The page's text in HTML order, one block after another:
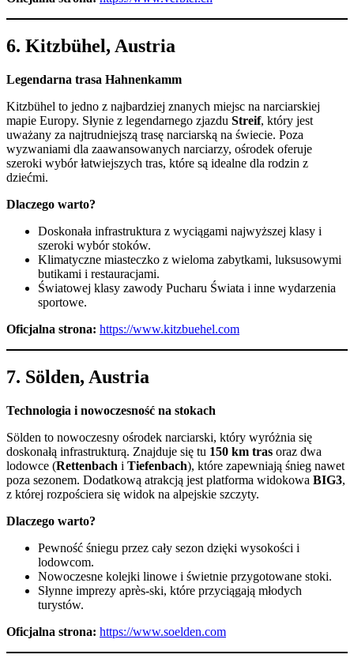
6. Kitzbühel, Austria
Legendarna trasa Hahnenkamm
Kitzbühel to jedno z najbardziej znanych miejsc na narciarskiej
mapie Europy. Słynie z legendarnego zjazdu Streif, który jest
uważany za najtrudniejszą trasę narciarską na świecie. Poza
wyzwaniami dla zaawansowanych narciarzy, ośrodek oferuje
szeroki wybór łatwiejszych tras, które są idealne dla rodzin z
dziećmi.
Dlaczego warto?
Doskonała infrastruktura z wyciągami najwyższej klasy i
szeroki wybór stoków.
Klimatyczne miasteczko z wieloma zabytkami, luksusowymi
butikami i restauracjami.
Światowej klasy zawody Pucharu Świata i inne wydarzenia
sportowe.
Oficjalna strona: https://www.kitzbuehel.com
7. Sölden, Austria
Technologia i nowoczesność na stokach
Sölden to nowoczesny ośrodek narciarski, który wyróżnia się
doskonałą infrastrukturą. Znajduje się tu 150 km tras oraz dwa
lodowce (Rettenbach i Tiefenbach), które zapewniają śnieg nawet
poza sezonem. Dodatkową atrakcją jest platforma widokowa BIG3,
z której rozpościera się widok na alpejskie szczyty.
Dlaczego warto?
Pewność śniegu przez cały sezon dzięki wysokości i
lodowcom.
Nowoczesne kolejki linowe i świetnie przygotowane stoki.
Słynne imprezy après-ski, które przyciągają młodych
turystów.
Oficjalna strona: https://www.soelden.com